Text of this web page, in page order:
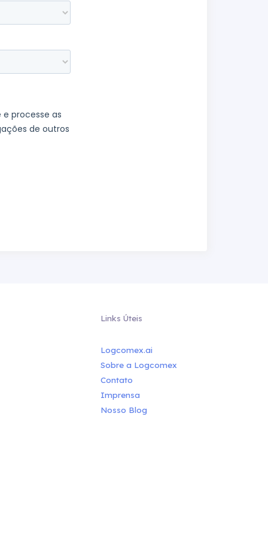
Links Úteis
Logcomex.ai
Sobre a Logcomex
Contato
Imprensa
Nosso Blog